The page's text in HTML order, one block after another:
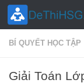
Skip to content
BÍ QUYẾT HỌC TẬP
Giải Toán